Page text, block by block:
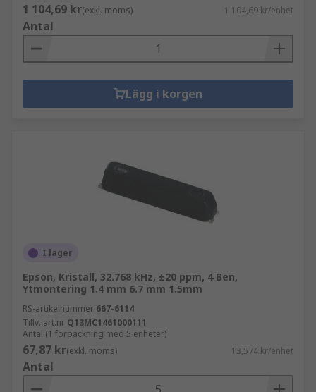
1 104,69 kr(exkl. moms) 1 104,69 kr/enhet
Antal
Lägg i korgen
I lager
Epson, Kristall, 32.768 kHz, ±20 ppm, 4 Ben,
Ytmontering 1.4 mm 6.7 mm 1.5mm
RS-artikelnummer 667-6114
Tillv. art.nr Q13MC1461000111
Antal (1 förpackning med 5 enheter)
67,87 kr(exkl. moms) 13,574 kr/enhet
Antal